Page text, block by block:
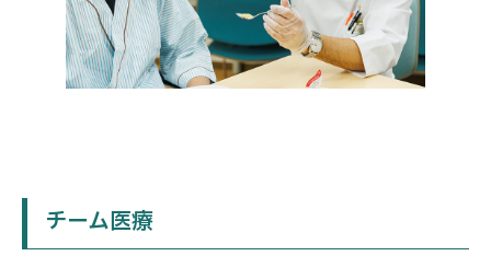
チーム医療